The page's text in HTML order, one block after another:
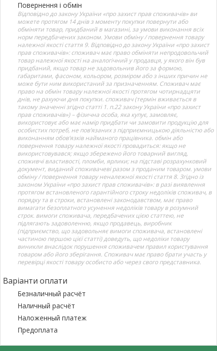
Повернення і обмін
Відповідно до закону України «про захист прав споживачів» ви
можете протягом 14 днів з моменту покупки повернути або
обміняти товар, придбаний в магазині, за умови виконання всіх
норм передбачених законом. Умови обміну / повернення товару
належної якості стаття 9. Відповідно до закону України «про захист
прав споживачів»: споживач має право обміняти непродовольчий
товар належної якості на аналогічний у продавця, у якого він був
придбаний, якщо товар не задовольнив його за формою,
габаритами, фасоном, кольором, розміром або з інших причин не
може бути ним використаний за призначенням. Споживач має
право на обмін товару належної якості протягом чотирнадцяти
днів, не рахуючи дня покупки. споживач (термін вживається в
такому значенні згідно статті 1. п.22 закону України «про захист
прав споживачів») – фізична особа, яка купує, замовляє,
використовує або має намір придбати чи замовити продукцію для
особистих потреб, не пов’язаних з підприємницькою діяльністю або
виконанням обов’язків найманого працівника. обмін або
повернення товару належної якості провадиться: якщо не
використовувався; якщо збережено його товарний вигляд,
споживчі властивості, пломби, ярлики; на підставі розрахунковий
документ, виданий споживачеві разом з проданим товаром. умови
обміну / повернення товару неналежної якості стаття 8. Згідно із
законом України «про захист прав споживачів»: в разі виявлення
протягом встановленого гарантійного строку недоліків споживач, в
порядку та в строки, встановлені законодавством, має право
вимагати безоплатного усунення недоліків товару в розумний
строк. вимоги споживача, передбачених цією статтею, не
підлягають задоволенню, якщо продавець, виробник
(підприємство, що задовольняє вимоги споживача, встановлені
частиною першою цієї статті) доведуть, що недоліки товару
виникли внаслідок порушення споживачем правил користування
товаром або його зберігання. Споживач має право брати участь у
перевірці якості товару особисто або через свого представника.
Варіанти оплати
Безналичный расчёт
Наличный расчёт
Наложенный платеж
Предоплата